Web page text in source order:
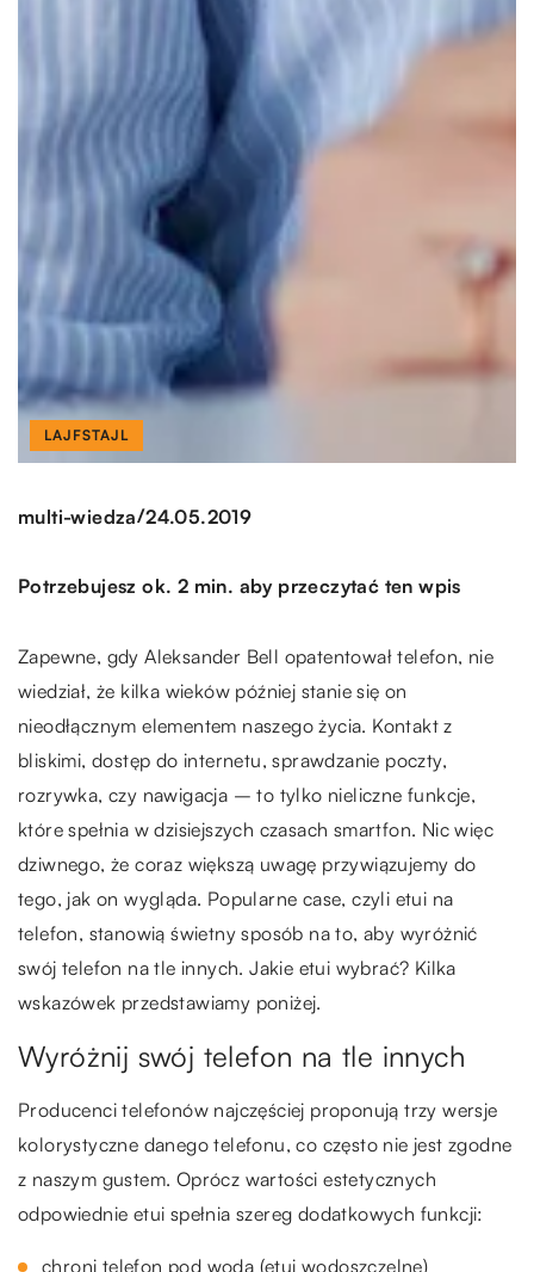
LAJFSTAJL
multi-wiedza/24.05.2019
Potrzebujesz ok. 2 min. aby przeczytać ten wpis
Zapewne, gdy Aleksander Bell opatentował telefon, nie
wiedział, że kilka wieków później stanie się on
nieodłącznym elementem naszego życia. Kontakt z
bliskimi, dostęp do internetu, sprawdzanie poczty,
rozrywka, czy nawigacja – to tylko nieliczne funkcje,
które spełnia w dzisiejszych czasach smartfon. Nic więc
dziwnego, że coraz większą uwagę przywiązujemy do
tego, jak on wygląda. Popularne case, czyli etui na
telefon, stanowią świetny sposób na to, aby wyróżnić
swój telefon na tle innych. Jakie etui wybrać? Kilka
wskazówek przedstawiamy poniżej.
Wyróżnij swój telefon na tle innych
Producenci telefonów najczęściej proponują trzy wersje
kolorystyczne danego telefonu, co często nie jest zgodne
z naszym gustem. Oprócz wartości estetycznych
odpowiednie etui spełnia szereg dodatkowych funkcji:
chroni telefon pod wodą (etui wodoszczelne)